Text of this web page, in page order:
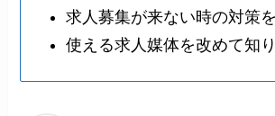
求人募集が来ない時の対策
使える求人媒体を改めて知